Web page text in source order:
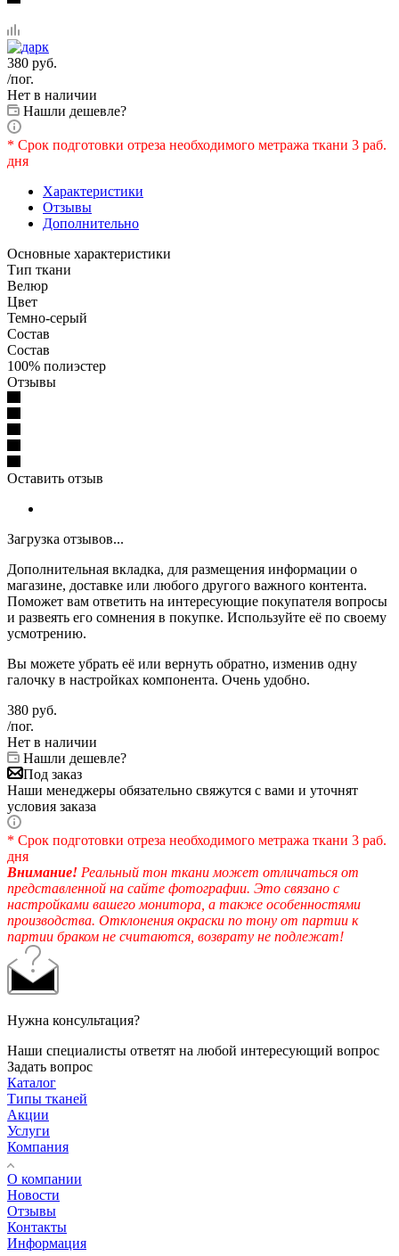
380 руб.
/пог.
Нет в наличии
Нашли дешевле?
* Срок подготовки отреза необходимого метража ткани 3 раб.
дня
Характеристики
Отзывы
Дополнительно
Основные характеристики
Тип ткани
Велюр
Цвет
Темно-серый
Состав
Состав
100% полиэстер
Отзывы
Оставить отзыв
Загрузка отзывов...
Дополнительная вкладка, для размещения информации о
магазине, доставке или любого другого важного контента.
Поможет вам ответить на интересующие покупателя вопросы
и развеять его сомнения в покупке. Используйте её по своему
усмотрению.
Вы можете убрать её или вернуть обратно, изменив одну
галочку в настройках компонента. Очень удобно.
380 руб.
/пог.
Нет в наличии
Нашли дешевле?
Под заказ
Наши менеджеры обязательно свяжутся с вами и уточнят
условия заказа
* Срок подготовки отреза необходимого метража ткани 3 раб.
дня
Внимание! Реальный тон ткани может отличаться от
представленной на сайте фотографии. Это связано с
настройками вашего монитора, а также особенностями
производства. Отклонения окраски по тону от партии к
партии браком не считаются, возврату не подлежат!
Нужна консультация?
Наши специалисты ответят на любой интересующий вопрос
Задать вопрос
Каталог
Типы тканей
Акции
Услуги
Компания
О компании
Новости
Отзывы
Контакты
Информация